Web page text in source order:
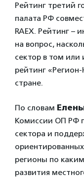
Рейтинг третий
палата РФ
RAEX. Рейтинг –
на вопрос,
сектор в том или
рейтинг
стране.
По словам
Комиссии ОП РФ
сектора и
регионы по
развития